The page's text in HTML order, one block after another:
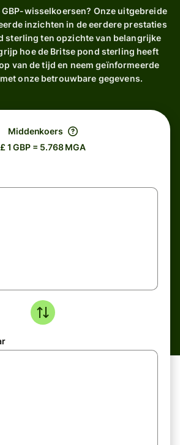
wisselkoersen? Onze uitgebreide
inzichten in de eerdere prestaties
sterling ten opzichte van belangrijke
hoe de Britse pond sterling heeft
van de tijd en neem geïnformeerde
onze betrouwbare gegevens.
Middenkoers
£ 1 GBP = 5.768 MGA